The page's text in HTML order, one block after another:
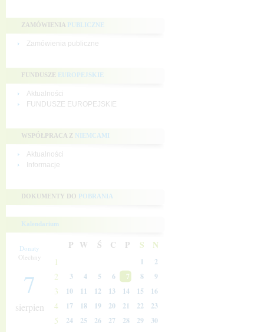
ZAMÓWIENIA PUBLICZNE
Zamówienia publiczne
FUNDUSZE EUROPEJSKIE
Aktualności
FUNDUSZE EUROPEJSKIE
WSPÓŁPRACA Z NIEMCAMI
Aktualności
Informacje
DOKUMENTY DO POBRANIA
Kalendarium
Donaty
Olechny
7
sierpien
P W Ś C P S N
1 1 2
2 3 4 5 6 7 8 9
3 10 11 12 13 14 15 16
4 17 18 19 20 21 22 23
5 24 25 26 27 28 29 30